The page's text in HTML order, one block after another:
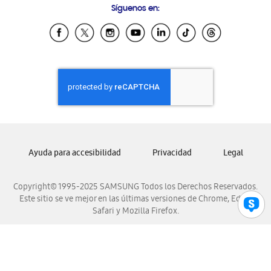
Samsung Ecuador
Samsung El Salvador
Samsung Honduras
Samsung Nicaragua
Samsung Panamá
Samsung Venezuela
Síguenos en:
Copyright© 1995-2025 SAMSUNG Todos los Derechos Reservados.
Este sitio se ve mejor en las últimas versiones de Chrome, Edge,
Safari y Mozilla Firefox.
Ayuda para accesibilidad Privacidad Legal